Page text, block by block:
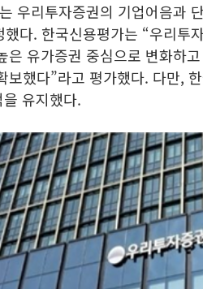
우리투자증권의 기업어음과
했다. 한국신용평가는 “우리투
은 유가증권 중심으로 변화하
보했다”라고 평가했다. 다만,
유지했다.